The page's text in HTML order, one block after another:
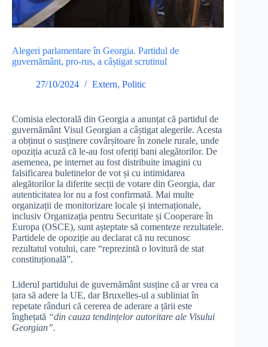
Alegeri parlamentare în Georgia. Partidul de
guvernământ, pro-rus, a câștigat scrutinul
27/10/2024 Extern, Politic
Comisia electorală din Georgia a anunțat că partidul de
guvernământ Visul Georgian a câștigat alegerile. Acesta
a obținut o susținere covârșitoare în zonele rurale, unde
opoziția acuză că le-au fost oferiți bani alegătorilor. De
asemenea, pe internet au fost distribuite imagini cu
falsificarea buletinelor de vot și cu intimidarea
alegătorilor la diferite secții de votare din Georgia, dar
autenticitatea lor nu a fost confirmată. Mai multe
organizații de monitorizare locale și internaționale,
inclusiv Organizația pentru Securitate și Cooperare în
Europa (OSCE), sunt așteptate să comenteze rezultatele.
Partidele de opoziție au declarat că nu recunosc
rezultatul votului, care “reprezintă o lovitură de stat
constituțională”.
Liderul partidului de guvernământ susține că ar vrea ca
țara să adere la UE, dar Bruxelles-ul a subliniat în
repetate rânduri că cererea de aderare a țării este
înghețată “din cauza tendințelor autoritare ale Visului
Georgian”.